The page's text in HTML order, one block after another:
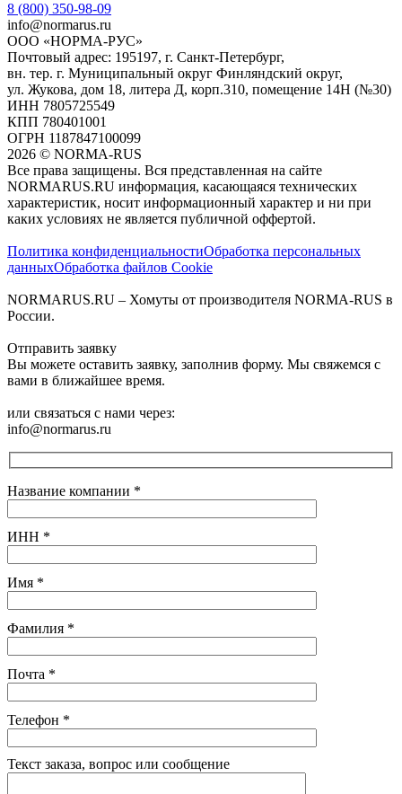
8 (800) 350-98-09
info@normarus.ru
ООО «НОРМА-РУС»
Почтовый адрес: 195197, г. Санкт-Петербург,
вн. тер. г. Муниципальный округ Финляндский округ,
ул. Жукова, дом 18, литера Д, корп.310, помещение 14Н (№30)
ИНН 7805725549
КПП 780401001
ОГРН 1187847100099
2026 © NORMA-RUS
Все права защищены. Вся представленная на сайте
NORMARUS.RU информация, касающаяся технических
характеристик, носит информационный характер и ни при
каких условиях не является публичной оффертой.‍
Политика конфиденциальностиОбработка персональных
данныхОбработка файлов Cookie
NORMARUS.RU – Хомуты от производителя NORMA-RUS в
России.
Отправить заявку
Вы можете оставить заявку, заполнив форму. Мы свяжемся с
вами в ближайшее время.
или связаться с нами через:
info@normarus.ru
Название компании *
ИНН *
Имя *
Фамилия *
Почта *
Телефон *
Текст заказа, вопрос или сообщение